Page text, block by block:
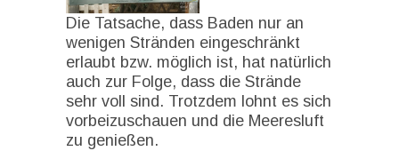
Die Tatsache, dass Baden nur an
wenigen Stränden eingeschränkt
erlaubt bzw. möglich ist, hat natürlich
auch zur Folge, dass die Strände
sehr voll sind. Trotzdem lohnt es sich
vorbeizuschauen und die Meeresluft
zu genießen.